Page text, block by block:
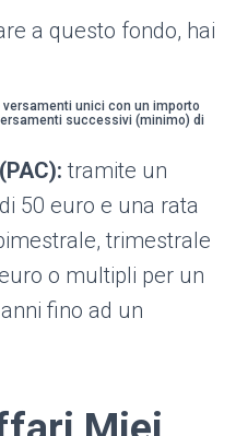
a questo fondo, hai
versamenti unici con un importo
successivi (minimo) di
tramite un
50 euro e una rata
trimestrale
o multipli per un
fino ad un